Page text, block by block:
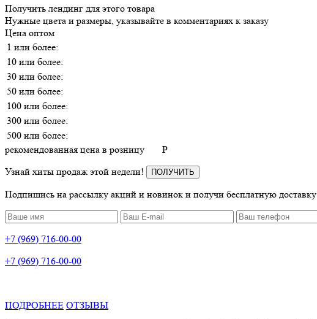
Получить лендинг для этого товара
Нужные цвета и размеры, указывайте в комментариях к заказу
Цена оптом
1 или более:
10 или более:
30 или более:
50 или более:
100 или более:
300 или более:
500 или более:
рекомендованная цена в розницу
P
Узнай хиты продаж этой недели!
ПОЛУЧИТЬ
Подпишись на рассылку акций и новинок и получи бесплатную доставку
+7 (969) 716-00-00
+7 (969) 716-00-00
ПОДРОБНЕЕ ОТЗЫВЫ